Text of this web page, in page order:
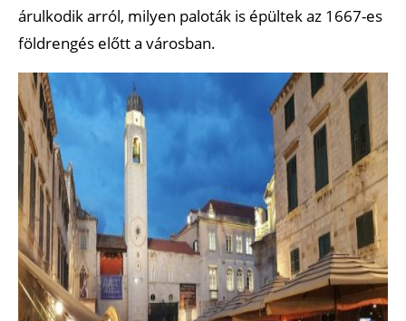
árulkodik arról, milyen paloták is épültek az 1667-es
földrengés előtt a városban.